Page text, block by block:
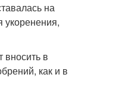
на
вносить в
как и в